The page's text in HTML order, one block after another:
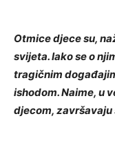
Otmice djece su,
svijeta. Iako se o
tragičnim
ishodom. Naime, u
djecom,